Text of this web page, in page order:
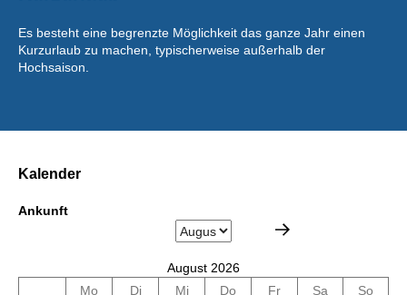
Es besteht eine begrenzte Möglichkeit das ganze Jahr einen
Kurzurlaub zu machen, typischerweise außerhalb der
Hochsaison.
Kalender
Ankunft
August 2026
Mo
Di Mi Do Fr Sa
So